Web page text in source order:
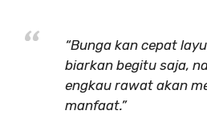
“Bunga kan cepat
biarkan begitu saja,
engkau rawat akan
manfaat.”